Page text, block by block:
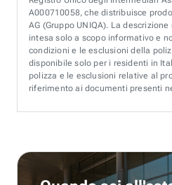
A000710058, che distribuisce
AG (Gruppo UNIQA). La
intesa solo a scopo informativo e
condizioni e le esclusioni della
disponibile solo per i residenti in
polizza e le esclusioni relative al
riferimento ai documenti presenti